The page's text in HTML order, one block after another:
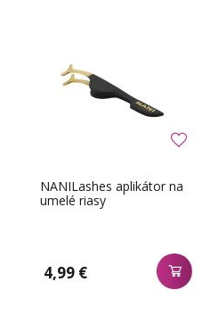
NANILashes aplikátor na
umelé riasy
4,99 €